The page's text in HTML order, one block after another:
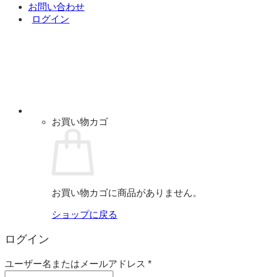
お問い合わせ
ログイン
お買い物カゴ
お買い物カゴに商品がありません。
ショップに戻る
ログイン
ユーザー名またはメールアドレス *必